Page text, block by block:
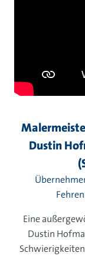
Dustin
Eine
Dustin